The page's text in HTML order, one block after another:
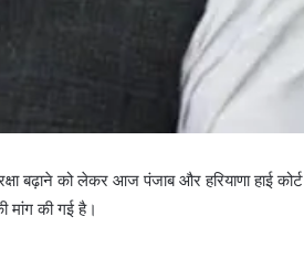
बढ़ाने को लेकर आज पंजाब और हरियाणा हाई कोर्ट
मांग की गई है।